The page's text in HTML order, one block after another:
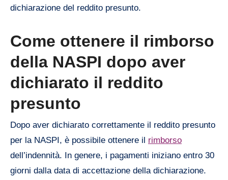
dichiarazione del reddito presunto.
Come ottenere il rimborso
della NASPI dopo aver
dichiarato il reddito
presunto
Dopo aver dichiarato correttamente il reddito presunto
per la NASPI, è possibile ottenere il rimborso
dell’indennità. In genere, i pagamenti iniziano entro 30
giorni dalla data di accettazione della dichiarazione.